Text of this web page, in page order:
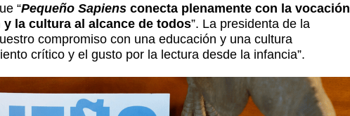
“Pequeño Sapiens conecta plenamente con la vocación
la cultura al alcance de todos”. La presidenta de la
compromiso con una educación y una cultura
crítico y el gusto por la lectura desde la infancia”.